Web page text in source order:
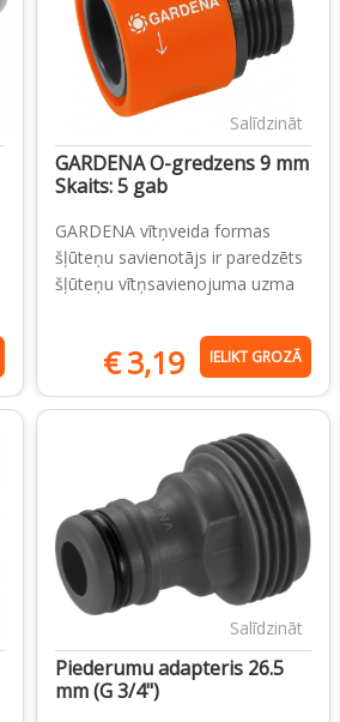
Salīdzināt
GARDENA O-gredzens 9 mm
Skaits: 5 gab
GARDENA vītņveida formas
šļūteņu savienotājs ir paredzēts
šļūteņu vītņsavienojuma uzma
€3,19 IELIKT GROZĀ
Salīdzināt
Piederumu adapteris 26.5
mm (G 3/4")